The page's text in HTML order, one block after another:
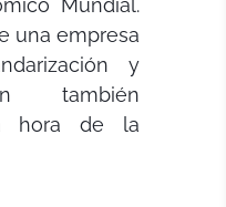
Mundial.
una empresa
y
también
hora de la